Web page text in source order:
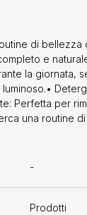
di
e
la giornata,
Perfetta per
una routine
-
Prodotti